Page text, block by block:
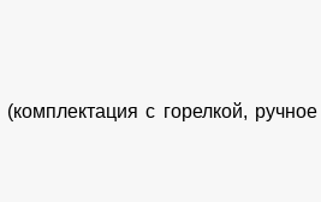
(комплектация с горелкой, ручное